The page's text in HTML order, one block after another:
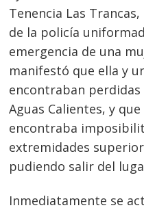
Tenencia Las
de la policía
emergencia de una
manifestó que ella y
encontraban
Aguas Calientes, y
encontraba
extremidades
pudiendo salir del
Inmediatamente se